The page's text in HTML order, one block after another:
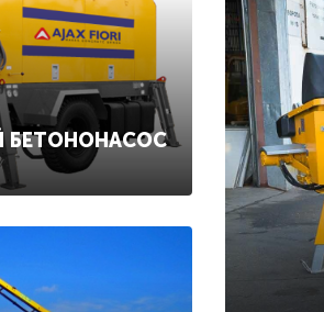
БЕТОНОНАСОС